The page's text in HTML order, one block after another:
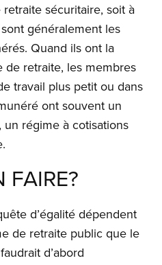
sécuritaire, soit à
généralement les
Quand ils ont la
de retraite, les membres
travail plus petit ou dans
ont souvent un
régime à cotisations
FAIRE?
d’égalité dépendent
de retraite public que le
d’abord